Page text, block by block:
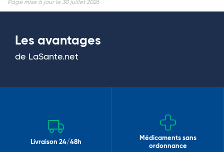
Page mise à jour le 30 juillet 2026
Les avantages
de LaSante.net
Livraison 24/48h
Médicaments sans
ordonnance